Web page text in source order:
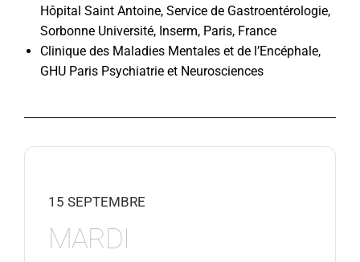
Hôpital Saint Antoine, Service de Gastroentérologie,
Sorbonne Université, Inserm, Paris, France
Clinique des Maladies Mentales et de l’Encéphale,
GHU Paris Psychiatrie et Neurosciences
15 SEPTEMBRE
MARDI